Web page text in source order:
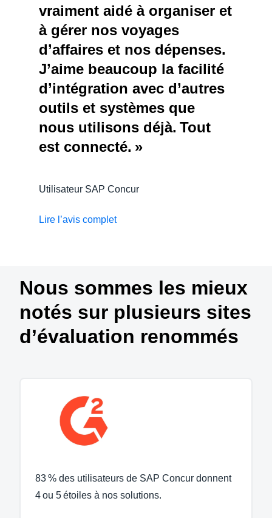
vraiment aidé à organiser et
à gérer nos voyages
d’affaires et nos dépenses.
J’aime beaucoup la facilité
d’intégration avec d’autres
outils et systèmes que
nous utilisons déjà. Tout
est connecté. »
Utilisateur SAP Concur
Lire l’avis complet
Nous sommes les mieux
notés sur plusieurs sites
d’évaluation renommés
83 % des utilisateurs de SAP Concur donnent
4 ou 5 étoiles à nos solutions.